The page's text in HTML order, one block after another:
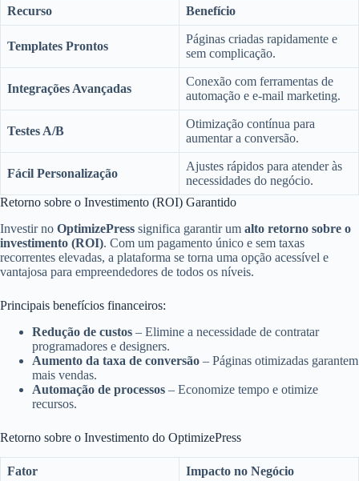
Recurso Benefício
Templates Prontos
Páginas criadas rapidamente e
sem complicação.
Integrações Avançadas
Conexão com ferramentas de
automação e e-mail marketing.
Testes A/B
Otimização contínua para
aumentar a conversão.
Fácil Personalização
Ajustes rápidos para atender às
necessidades do negócio.
Retorno sobre o Investimento (ROI) Garantido
Investir no OptimizePress significa garantir um alto retorno sobre o
investimento (ROI). Com um pagamento único e sem taxas
recorrentes elevadas, a plataforma se torna uma opção acessível e
vantajosa para empreendedores de todos os níveis.
Principais benefícios financeiros:
Redução de custos – Elimine a necessidade de contratar
programadores e designers.
Aumento da taxa de conversão – Páginas otimizadas garantem
mais vendas.
Automação de processos – Economize tempo e otimize
recursos.
Retorno sobre o Investimento do OptimizePress
Fator Impacto no Negócio